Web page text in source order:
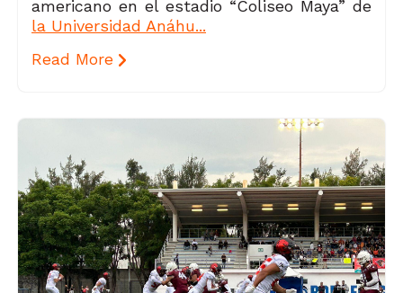
americano en el estadio “Coliseo Maya” de
la Universidad Anáhu...
Read More